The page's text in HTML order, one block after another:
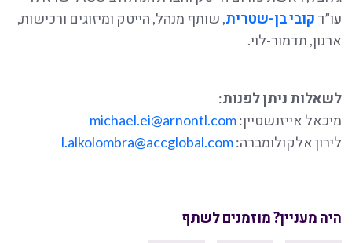
עו״ד קובי בן-שטרית, שותף מנהל, הייטק ומיזוגים ורכישות,
ארנון, תדמור-לוי.
לשאלות ניתן לפנות:
מיכאל אייזנשטיין:michael.ei@arnontl.com
לירון אלקולומברה:l.alkolombra@accglobal.com
היה מעניין? מוזמנים לשתף